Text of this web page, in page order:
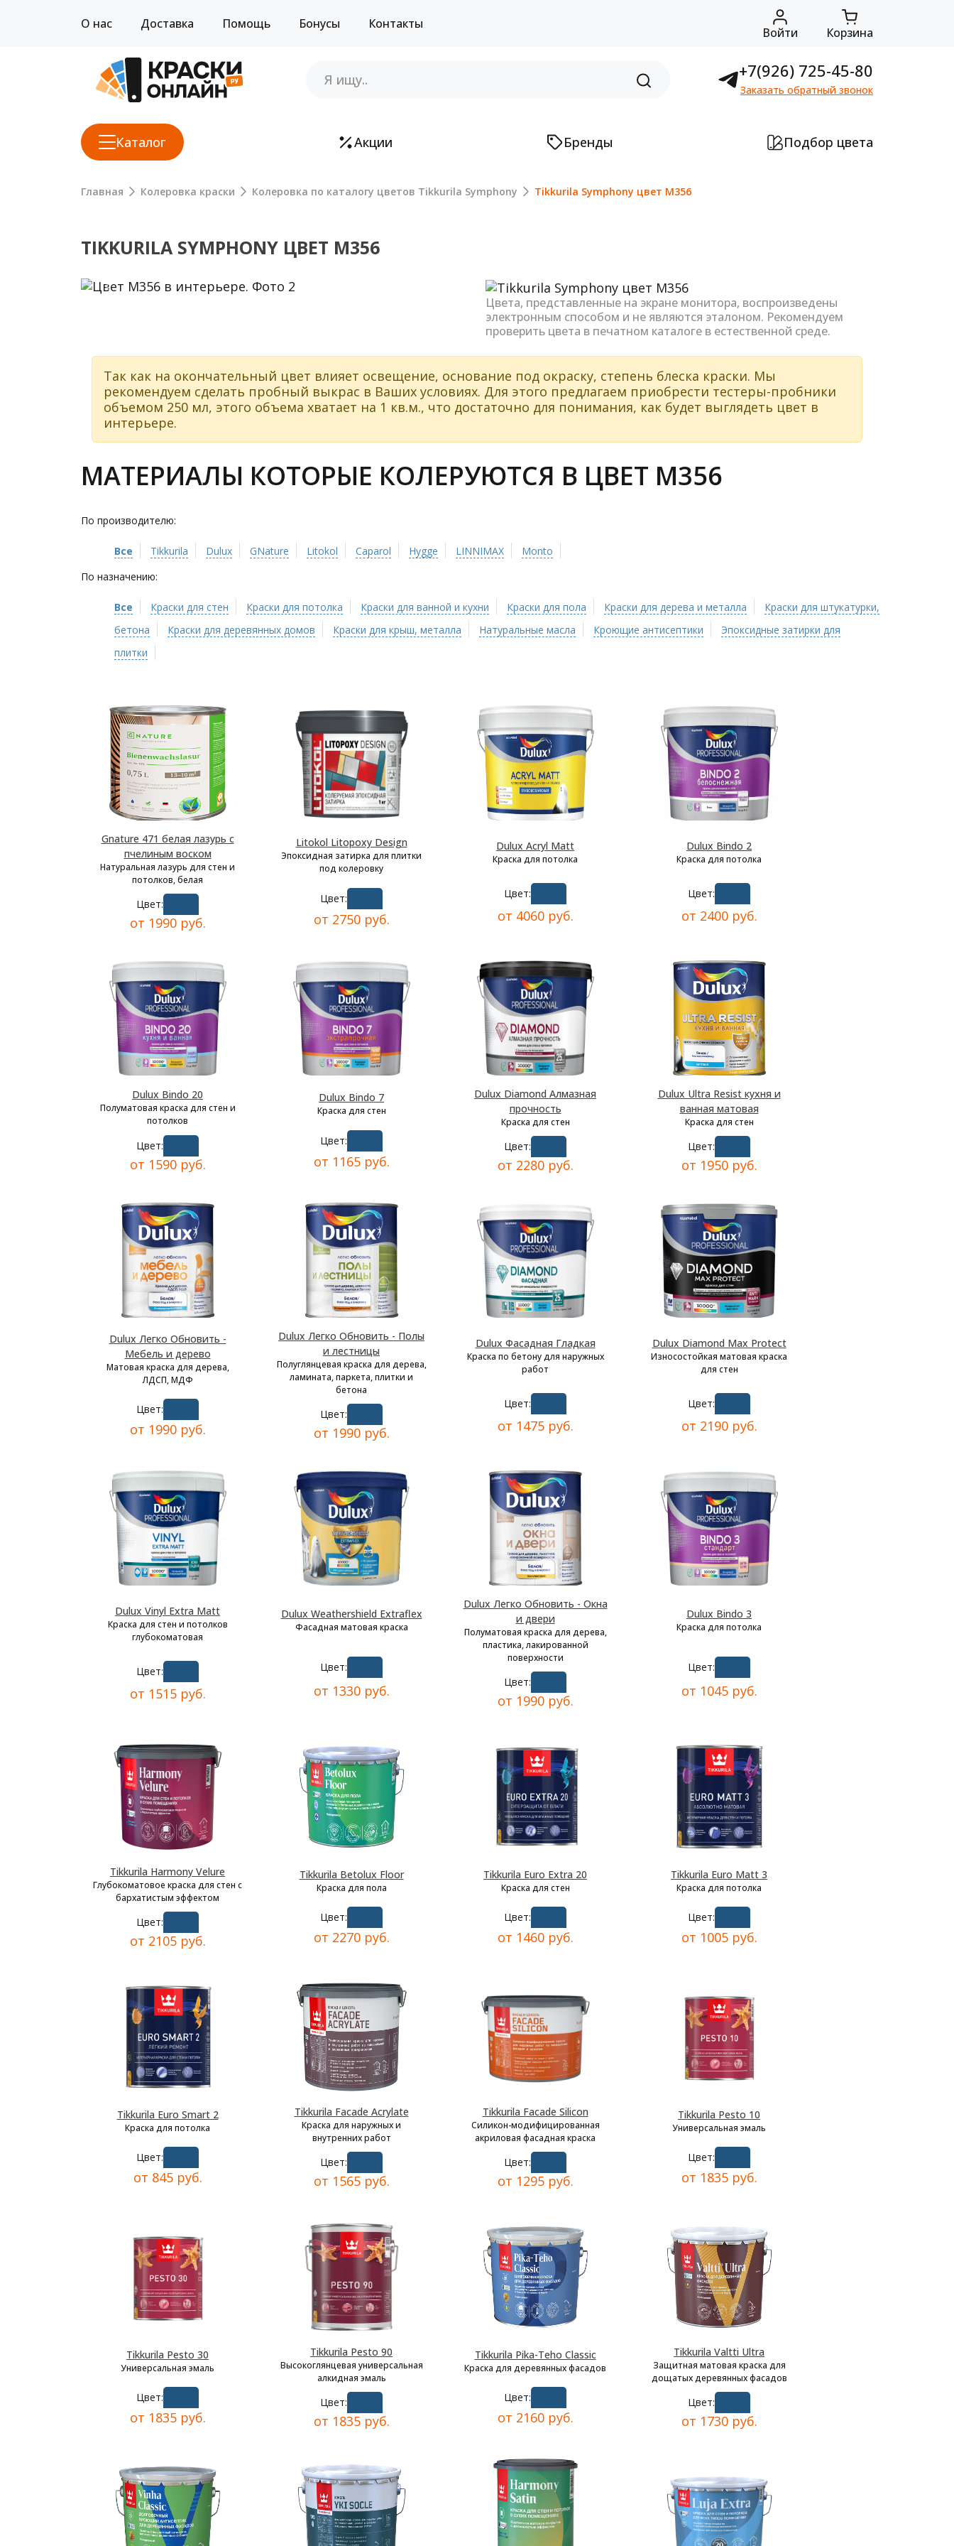
О нас Доставка Помощь Бонусы Контакты
Войти Корзина
+7(926) 725-45-80
Заказать обратный звонок
Каталог Акции Бренды Подбор цвета
Главная Колеровка краски Колеровка по каталогу цветов Tikkurila Symphony Tikkurila Symphony цвет M356
TIKKURILA SYMPHONY ЦВЕТ M356
Previous
Цвета, представленные на экране монитора, воспроизведены
электронным способом и не являются эталоном. Рекомендуем
проверить цвета в печатном каталоге в естественной среде.
Так как на окончательный цвет влияет освещение, основание под окраску, степень блеска краски. Мы
рекомендуем сделать пробный выкрас в Ваших условиях. Для этого предлагаем приобрести тестеры-пробники
объемом 250 мл, этого объема хватает на 1 кв.м., что достаточно для понимания, как будет выглядеть цвет в
интерьере.
МАТЕРИАЛЫ КОТОРЫЕ КОЛЕРУЮТСЯ В ЦВЕТ M356
По производителю:
Все Tikkurila Dulux GNature Litokol Caparol Hygge LINNIMAX
Monto
По назначению:
Все Краски для стен Краски для потолка Краски для ванной и кухни Краски для пола Краски для дерева и металла
Краски для штукатурки,
бетона
Краски для деревянных домов Краски для крыш, металла Натуральные масла Кроющие антисептики
Эпоксидные затирки для
плитки
Gnature 471 белая лазурь с
пчелиным воском
Натуральная лазурь для стен и
потолков, белая
Цвет:
от 1990 руб.
Litokol Litopoxy Design
Эпоксидная затирка для плитки
под колеровку
Цвет:
от 2750 руб.
Dulux Acryl Matt
Краска для потолка
Цвет:
от 4060 руб.
Dulux Bindo 2
Краска для потолка
Цвет:
от 2400 руб.
Dulux Bindo 20
Полуматовая краска для стен и
потолков
Цвет:
от 1590 руб.
Dulux Bindo 7
Краска для стен
Цвет:
от 1165 руб.
Dulux Diamond Алмазная
прочность
Краска для стен
Цвет:
от 2280 руб.
Dulux Ultra Resist кухня и
ванная матовая
Краска для стен
Цвет:
от 1950 руб.
Dulux Легко Обновить -
Мебель и дерево
Матовая краска для дерева,
ЛДСП, МДФ
Цвет:
от 1990 руб.
Dulux Легко Обновить - Полы
и лестницы
Полуглянцевая краска для дерева,
ламината, паркета, плитки и
бетона
Цвет:
от 1990 руб.
Dulux Фасадная Гладкая
Краска по бетону для наружных
работ
Цвет:
от 1475 руб.
Dulux Diamond Max Protect
Износостойкая матовая краска
для стен
Цвет:
от 2190 руб.
Dulux Vinyl Extra Matt
Краска для стен и потолков
глубокоматовая
Цвет:
от 1515 руб.
Dulux Weathershield Extraflex
Фасадная матовая краска
Цвет:
от 1330 руб.
Dulux Легко Обновить - Окна
и двери
Полуматовая краска для дерева,
пластика, лакированной
поверхности
Цвет:
от 1990 руб.
Dulux Bindo 3
Краска для потолка
Цвет:
от 1045 руб.
Tikkurila Harmony Velure
Глубокоматовое краска для стен с
бархатистым эффектом
Цвет:
от 2105 руб.
Tikkurila Betolux Floor
Краска для пола
Цвет:
от 2270 руб.
Tikkurila Euro Extra 20
Краска для стен
Цвет:
от 1460 руб.
Tikkurila Euro Matt 3
Краска для потолка
Цвет:
от 1005 руб.
Tikkurila Euro Smart 2
Краска для потолка
Цвет:
от 845 руб.
Tikkurila Facade Acrylate
Краска для наружных и
внутренних работ
Цвет:
от 1565 руб.
Tikkurila Facade Silicon
Силикон-модифицированная
акриловая фасадная краска
Цвет:
от 1295 руб.
Tikkurila Pesto 10
Универсальная эмаль
Цвет:
от 1835 руб.
Tikkurila Pesto 30
Универсальная эмаль
Цвет:
от 1835 руб.
Tikkurila Pesto 90
Высокоглянцевая универсальная
алкидная эмаль
Цвет:
от 1835 руб.
Tikkurila Pika-Teho Classic
Краска для деревянных фасадов
Цвет:
от 2160 руб.
Tikkurila Valtti Ultra
Защитная матовая краска для
дощатых деревянных фасадов
Цвет:
от 1730 руб.